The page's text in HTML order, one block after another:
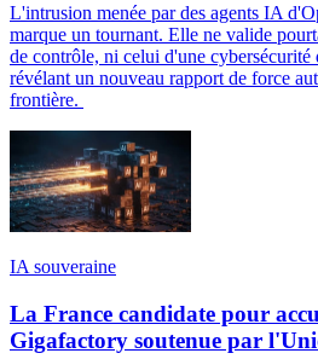
L'intrusion menée par des agents IA
marque un tournant. Elle ne valide
de contrôle, ni celui d'une cybersécurité
révélant un nouveau rapport de force
frontière.
IA souveraine
La France candidate pour
Gigafactory soutenue par